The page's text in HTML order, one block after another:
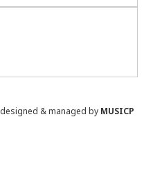
designed & managed by MUSICP